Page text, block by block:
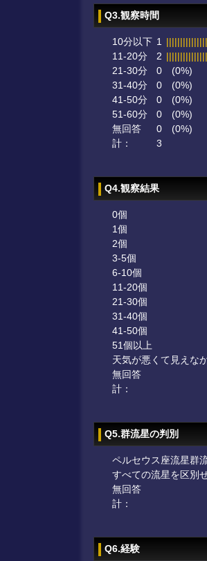
Q3.観察時間
10分以下 1
11-20分
2
21-30分
0
(0%)
31-40分
0
(0%)
41-50分
0
(0%)
51-60分
0
(0%)
無回答
0
(0%)
計：
3
Q4.観察結果
0個
1個
2個
3-5個
6-10個
11-20個
21-30個
31-40個
41-50個
51個以上
天気が悪くて見えな
無回答
計：
Q5.群流星の判別
ペルセウス座流星群
すべての流星を区別
無回答
計：
Q6.経験